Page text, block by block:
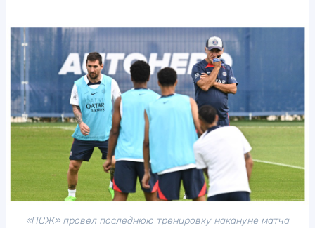
«ПСЖ» провел последнюю тренировку накануне матча